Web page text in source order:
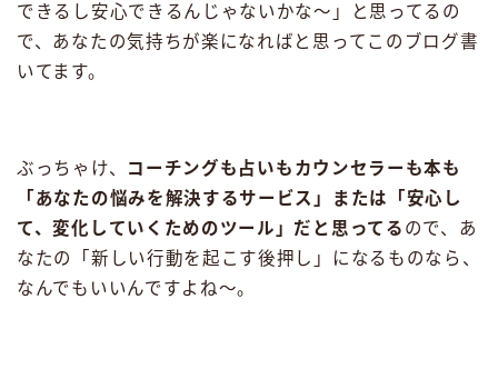
できるし安心できるんじゃないかな〜」と思ってるの
で、あなたの気持ちが楽になればと思ってこのブログ書
いてます。
ぶっちゃけ、
コーチングも占いもカウンセラーも本も
「あなたの悩みを解決するサービス」または「安心し
て、変化していくためのツール」だと思ってる ので、あ
なたの「新しい行動を起こす後押し」になるものなら、
なんでもいいんですよね〜。